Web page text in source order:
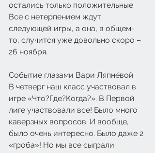
остались только положительные.
Все с нетерпением ждут
следующей игры, а она, в общем-
то, случится уже довольно скоро –
26 ноября.
Событие глазами Вари Ляпнёвой
В четверг наш класс участвовал в
игре «Что?Где?Когда?». В Первой
лиге участвовали все! Было много
каверзных вопросов. И вообще,
было очень интересно. Было даже 2
«гроба»! Но мы все сыграли